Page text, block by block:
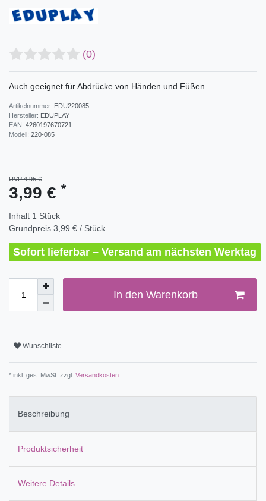
(0)
Auch geeignet für Abdrücke von Händen und Füßen.
Artikelnummer: EDU220085
Hersteller: EDUPLAY
EAN: 4260197670721
Modell: 220-085
UVP 4,95 €
3,99 € *
Inhalt 1 Stück
Grundpreis 3,99 € / Stück
Sofort lieferbar – Versand am nächsten Werktag
In den Warenkorb
Wunschliste
* inkl. ges. MwSt. zzgl. Versandkosten
Beschreibung
Produktsicherheit
Weitere Details